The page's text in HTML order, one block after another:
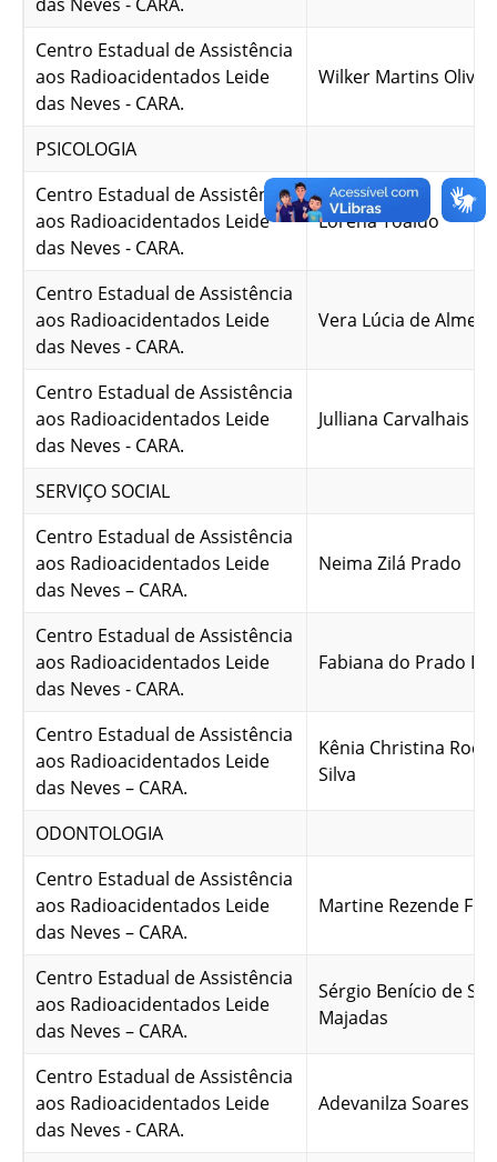
Centro Estadual de Assistência
aos Radioacidentados Leide
das Neves - CARA.
Wilker Martins
PSICOLOGIA
Centro Estadual de Assistência
aos Radioacidentados Leide
das Neves - CARA.
Lorena Toaldo
Centro Estadual de Assistência
aos Radioacidentados Leide
das Neves - CARA.
Vera Lúcia de
Centro Estadual de Assistência
aos Radioacidentados Leide
das Neves - CARA.
Julliana Carvalhais
SERVIÇO SOCIAL
Centro Estadual de Assistência
aos Radioacidentados Leide
das Neves – CARA.
Neima Zilá Prado
Centro Estadual de Assistência
aos Radioacidentados Leide
das Neves - CARA.
Fabiana do Prado
Centro Estadual de Assistência
aos Radioacidentados Leide
das Neves – CARA.
Kênia Christina
Silva
ODONTOLOGIA
Centro Estadual de Assistência
aos Radioacidentados Leide
das Neves – CARA.
Martine Rezende F.
Centro Estadual de Assistência
aos Radioacidentados Leide
das Neves – CARA.
Sérgio Benício de
Majadas
Centro Estadual de Assistência
aos Radioacidentados Leide
das Neves - CARA.
Adevanilza Soares